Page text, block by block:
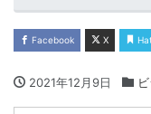
Facebook X
2021年12月9日